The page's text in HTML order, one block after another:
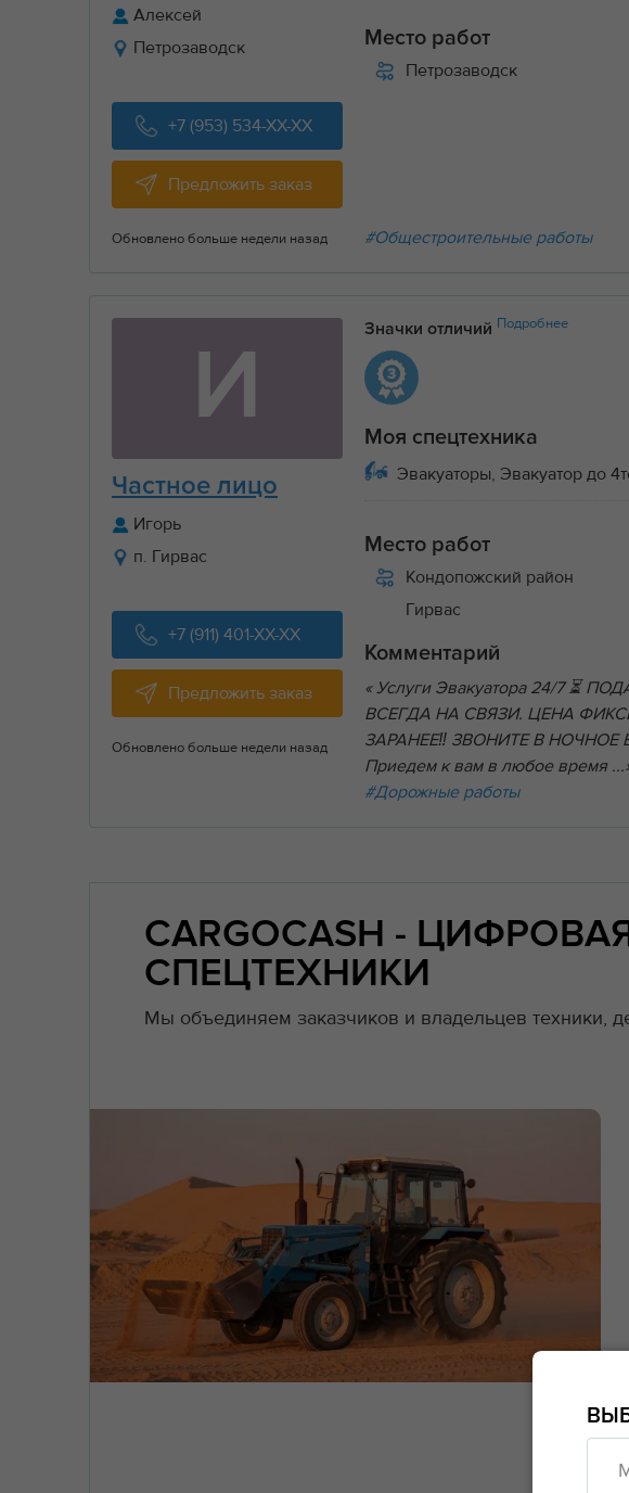
Алексей
Петрозаводск
+7 (953) 534-XX-XX
Предложить заказ
Обновлено больше недели назад
Место работ
Петрозаводск
#Общестроительные работы
И
Частное лицо
Игорь
п. Гирвас
+7 (911) 401-XX-XX
Предложить заказ
Обновлено больше недели назад
Значки отличий Подробнее
Моя спецтехника
Эвакуаторы, Эвакуатор до
Место работ
Кондопожский район
Гирвас
Комментарий
« Услуги Эвакуатора 24/7 ⏳
ВСЕГДА НА СВЯЗИ. ЦЕНА
ЗАРАНЕЕ‼ ЗВОНИТЕ В НОЧНОЕ
Приедем к вам в любое время
#Дорожные работы
CARGOCASH -
СПЕЦТЕХНИКИ
Мы объединяем заказчиков и владельцев техники,